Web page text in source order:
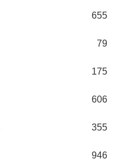
655
79
175
606
355
946